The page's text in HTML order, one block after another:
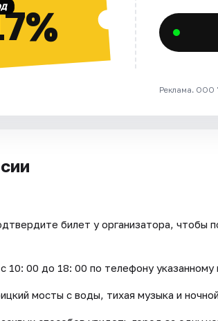
Реклама. ООО
билет у организатора, чтобы
10: 00 до 18: 00 по телефону указанному
мосты с воды, тихая музыка и